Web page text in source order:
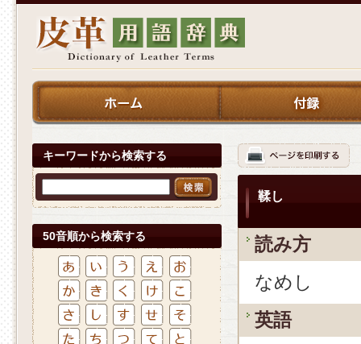
キーワードから検索する
50音順から検索する
鞣し
読み方
なめし
英語